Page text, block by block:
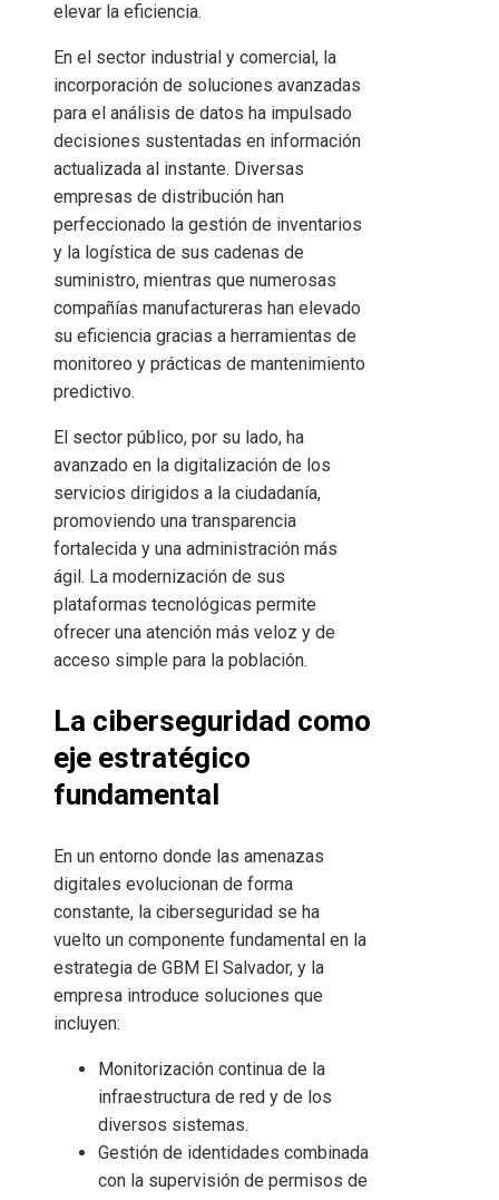
elevar la eficiencia.
En el sector industrial y comercial, la
incorporación de soluciones avanzadas
para el análisis de datos ha impulsado
decisiones sustentadas en información
actualizada al instante. Diversas
empresas de distribución han
perfeccionado la gestión de inventarios
y la logística de sus cadenas de
suministro, mientras que numerosas
compañías manufactureras han elevado
su eficiencia gracias a herramientas de
monitoreo y prácticas de mantenimiento
predictivo.
El sector público, por su lado, ha
avanzado en la digitalización de los
servicios dirigidos a la ciudadanía,
promoviendo una transparencia
fortalecida y una administración más
ágil. La modernización de sus
plataformas tecnológicas permite
ofrecer una atención más veloz y de
acceso simple para la población.
La ciberseguridad como
eje estratégico
fundamental
En un entorno donde las amenazas
digitales evolucionan de forma
constante, la ciberseguridad se ha
vuelto un componente fundamental en la
estrategia de GBM El Salvador, y la
empresa introduce soluciones que
incluyen:
Monitorización continua de la
infraestructura de red y de los
diversos sistemas.
Gestión de identidades combinada
con la supervisión de permisos de